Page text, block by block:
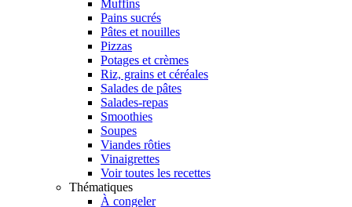
Muffins
Pains sucrés
Pâtes et nouilles
Pizzas
Potages et crèmes
Riz, grains et céréales
Salades de pâtes
Salades-repas
Smoothies
Soupes
Viandes rôties
Vinaigrettes
Voir toutes les recettes
Thématiques
À congeler